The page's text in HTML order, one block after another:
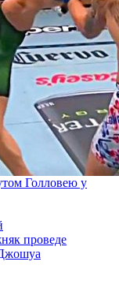
Голловею у
проведе